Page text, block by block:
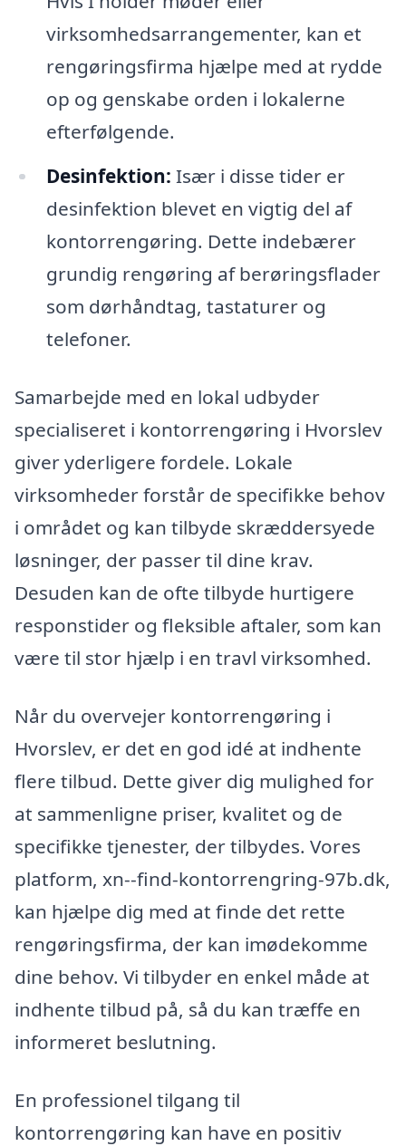
virksomhedsarrangementer, kan et
rengøringsfirma hjælpe med at rydde
op og genskabe orden i lokalerne
efterfølgende.
Desinfektion: Især i disse tider er
desinfektion blevet en vigtig del af
kontorrengøring. Dette indebærer
grundig rengøring af berøringsflader
som dørhåndtag, tastaturer og
telefoner.
Samarbejde med en lokal udbyder
specialiseret i kontorrengøring i Hvorslev
giver yderligere fordele. Lokale
virksomheder forstår de specifikke behov
i området og kan tilbyde skræddersyede
løsninger, der passer til dine krav.
Desuden kan de ofte tilbyde hurtigere
responstider og fleksible aftaler, som kan
være til stor hjælp i en travl virksomhed.
Når du overvejer kontorrengøring i
Hvorslev, er det en god idé at indhente
flere tilbud. Dette giver dig mulighed for
at sammenligne priser, kvalitet og de
specifikke tjenester, der tilbydes. Vores
platform, xn--find-kontorrengring-97b.dk,
kan hjælpe dig med at finde det rette
rengøringsfirma, der kan imødekomme
dine behov. Vi tilbyder en enkel måde at
indhente tilbud på, så du kan træffe en
informeret beslutning.
En professionel tilgang til
kontorrengøring kan have en positiv